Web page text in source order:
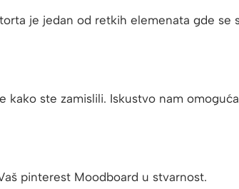
je jedan od retkih elemenata gde se
ste zamislili. Iskustvo nam
pinterest Moodboard u stvarnost.